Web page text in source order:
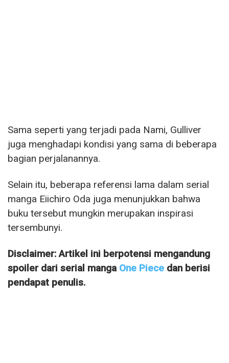
Sama seperti yang terjadi pada Nami, Gulliver
juga menghadapi kondisi yang sama di beberapa
bagian perjalanannya.
Selain itu, beberapa referensi lama dalam serial
manga Eiichiro Oda juga menunjukkan bahwa
buku tersebut mungkin merupakan inspirasi
tersembunyi.
Disclaimer: Artikel ini berpotensi mengandung
spoiler dari serial manga One Piece dan berisi
pendapat penulis.